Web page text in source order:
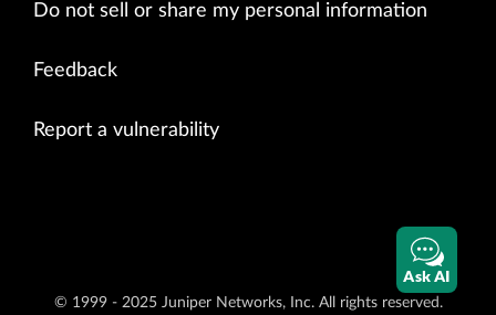
Do not sell or share my personal information
Feedback
Report a vulnerability
© 1999 - 2025 Juniper Networks, Inc. All rights reserved.
Ask AI